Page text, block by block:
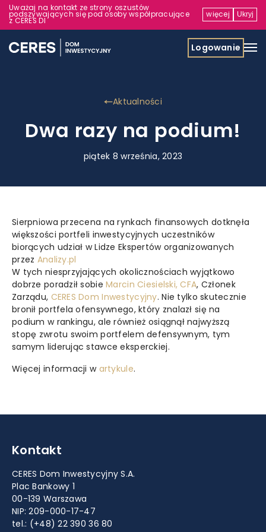
Uważaj na kontakt ze strony oszustów
podszywających się pod osoby współpracujące
z CERES DI
więcej Ukryj
Logowanie
Aktualności
Dwa razy na podium!
piątek 8 września, 2023
Sierpniowa przecena na rynkach finansowych dotknęła
większości portfeli inwestycyjnych uczestników
biorących udział w Lidze Ekspertów organizowanych
przez Analizy.pl
W tych niesprzyjających okolicznościach wyjątkowo
dobrze poradził sobieMarcin Ciesielski, CFA, Członek
Zarządu, CERES Dom Inwestycyjny. Nie tylko skutecznie
bronił portfela ofensywnego, który znalazł się na
podium w rankingu, ale również osiągnął najwyższą
stopę zwrotu swoim portfelem defensywnym, tym
samym liderując stawce eksperckiej.
Więcej informacji w artykule.
Kontakt
CERES Dom Inwestycyjny S.A.
Plac Bankowy 1
00-139 Warszawa
NIP: 209-000-17-47
tel.: (+48) 22 390 36 80